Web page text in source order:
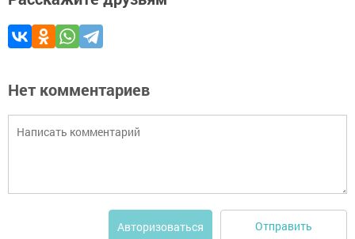
Нет комментариев
Авторизоваться Отправить